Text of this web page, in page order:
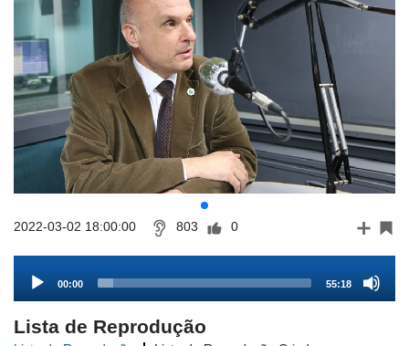
2022-03-02 18:00:00 803 0
Player
00:00 55:18
Lista de Reprodução